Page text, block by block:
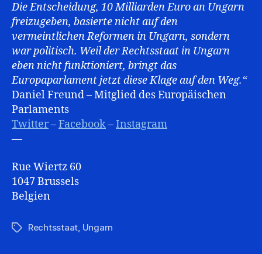
Die Entscheidung, 10 Milliarden Euro an Ungarn
freizugeben, basierte nicht auf den
vermeintlichen Reformen in Ungarn, sondern
war politisch. Weil der Rechtsstaat in Ungarn
eben nicht funktioniert, bringt das
Europaparlament jetzt diese Klage auf den Weg.“
Daniel Freund – Mitglied des Europäischen
Parlaments
Twitter–Facebook–Instagram
—
Rue Wiertz 60
1047 Brussels
Belgien
Schlagwörter
Rechtsstaat Ungarn